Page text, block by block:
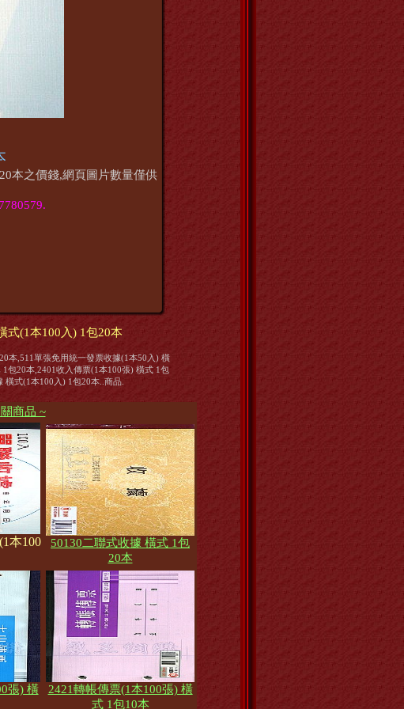
本之價錢,網頁圖片數量僅供
式(1本100入) 1包20本
本,511單張免用統一發票收據(1本50入) 橫
包20本,2401收入傳票(1本100張) 橫式 1包
式(1本100入) 1包20本..商品.
商品 ~
本100
50130二聯式收據 橫式 1包
20本
張) 橫
2421轉帳傳票(1本100張) 橫
式 1包10本